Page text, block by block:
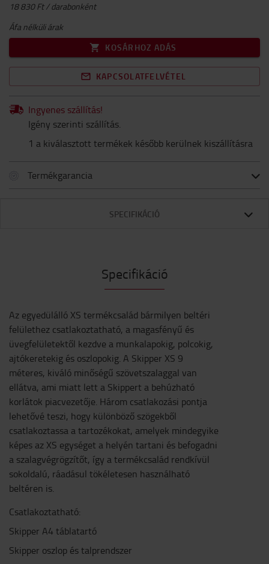
18 830 Ft / darabonként
Áfa nélküli árak
KOSÁRHOZ ADÁS
KAPCSOLATFELVÉTEL
Ingyenes szállítás!
Igény szerinti szállítás.
1 a kiválasztott termékek később kerülnek kiszállításra
Termékgarancia
SPECIFIKÁCIÓ
Specifikáció
Az egyedülálló XS termékcsalád bármilyen beltéri
felülethez csatlakoztatható, a magasfényű és
üvegfelületektől kezdve a munkalapokig, polcokig,
ajtókeretekig és oszlopokig. A Skipper XS 9
méteres, kiváló minőségű szövetszalaggal van
ellátva, ami miatt lett a Skippert a behúzható
korlátok piacvezetője. Három csatlakozási pontja
lehetővé teszi, hogy különböző szögekből
csatlakoztassa a tartozékokat, amelyek mindegyike
képes az XS egységet a helyén tartani és befogadni
a szalagvégrögzítőt, így a termékcsalád rendkívül
sokoldalú, ráadásul tökéletesen használható
beltéren is.
Csatlakoztatható:
Skipper A4 táblatartó
Skipper oszlop és talprendszer